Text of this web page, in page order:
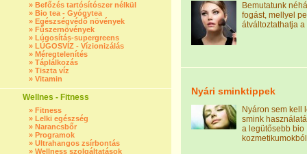
» Befőzés tartósítószer nélkül
» Bio tea - Gyógytea
» Egészségvédő növények
» Fűszernövények
» Lúgosítás-supergreens
» LÚGOSVÍZ - Vízionizálás
» Méregtelenítés
» Táplálkozás
» Tiszta víz
» Vitamin
Wellnes - Fitness
» Fitness
» Lelki egészség
» Narancsbőr
» Programok
» Ultrahangos zsírbontás
» Wellness szolgáltatások
Bemutatunk
fogást, mellyel
átváltoztathatja a
Nyári sminktippek
Nyáron sem kell
smink
a legütősebb bio